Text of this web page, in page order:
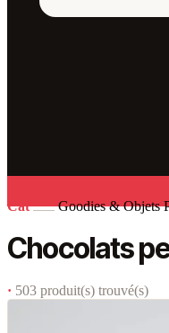
Cat Goodies & Objets
Chocolats
· 503 produit(s) trouvé(s)